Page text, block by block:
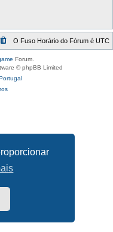
O Fuso Horário do Fórum é UTC
Forum.
© phpBB Limited